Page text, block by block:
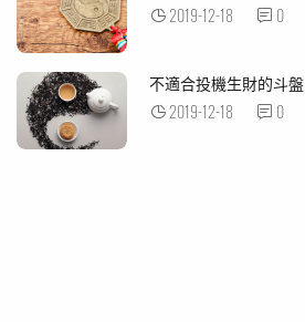
2019-12-18 0
不適合投機生財的斗盤
2019-12-18 0